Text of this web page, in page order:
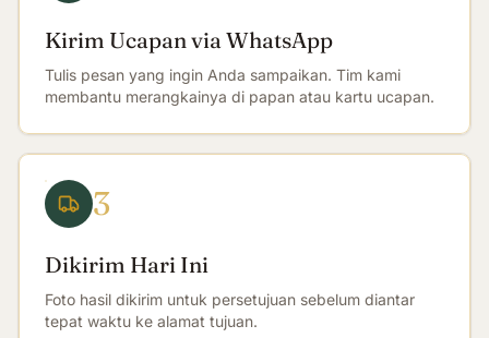
Kirim Ucapan via WhatsApp
Tulis pesan yang ingin Anda sampaikan. Tim kami
membantu merangkainya di papan atau kartu ucapan.
3
Dikirim Hari Ini
Foto hasil dikirim untuk persetujuan sebelum diantar
tepat waktu ke alamat tujuan.